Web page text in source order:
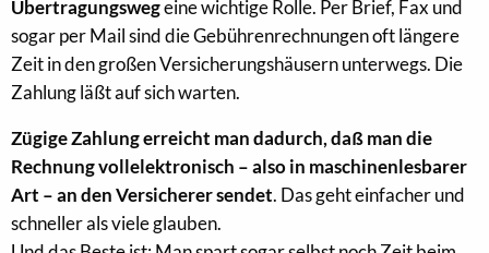
Übertragungswegeine wichtige Rolle. Per Brief, Fax und
sogar per Mail sind die Gebührenrechnungen oft längere
Zeit in den großen Versicherungshäusern unterwegs. Die
Zahlung läßt auf sich warten.
Zügige Zahlung erreicht man dadurch, daß man die
Rechnung vollelektronisch – also in maschinenlesbarer
Art – an den Versicherer sendet. Das geht einfacher und
schneller als viele glauben.